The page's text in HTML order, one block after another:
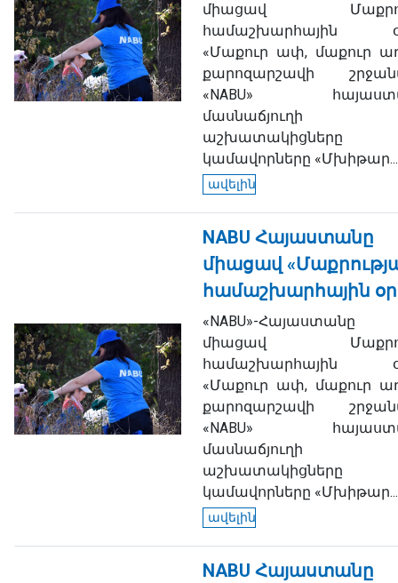
միացավ
համաշխարհային
«Մաքուր ափ, մաքուր
քարոզարշավի
«NABU»
մասնաճյուղի
կամավորները «Մխիթար...
ավելին
NABU Հայաստանը
միացավ
համաշխարհային
«NABU»-
միացավ
համաշխարհային
«Մաքուր ափ, մաքուր
քարոզարշավի
«NABU»
մասնաճյուղի
կամավորները «Մխիթար...
ավելին
NABU Հայաստանը